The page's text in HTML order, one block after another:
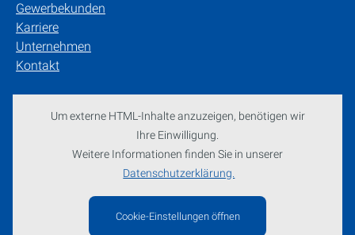
Gewerbekunden
Karriere
Unternehmen
Kontakt
Um externe HTML-Inhalte anzuzeigen, benötigen wir
Ihre Einwilligung.
Weitere Informationen finden Sie in unserer
Datenschutzerklärung.
Cookie-Einstellungen öffnen